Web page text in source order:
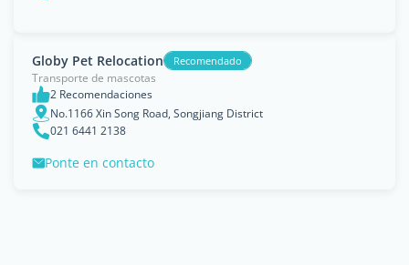
Globy Pet Relocation Recomendado
Transporte de mascotas
2 Recomendaciones
No.1166 Xin Song Road, Songjiang District
021 6441 2138
Ponte en contacto